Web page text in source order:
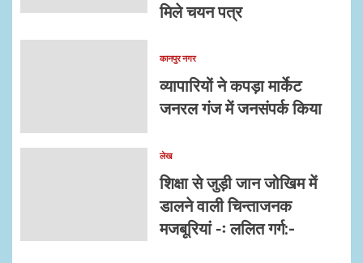
मिले चयन पत्र
कानपुर नगर
व्यापारियों ने कपड़ा मार्केट
जनरल गंज में जनसंपर्क किया
लेख
शिक्षा से जुड़ी जान जोखिम में
डालने वाली चिन्ताजनक
मजबूरियां -ः ललित गर्ग:-